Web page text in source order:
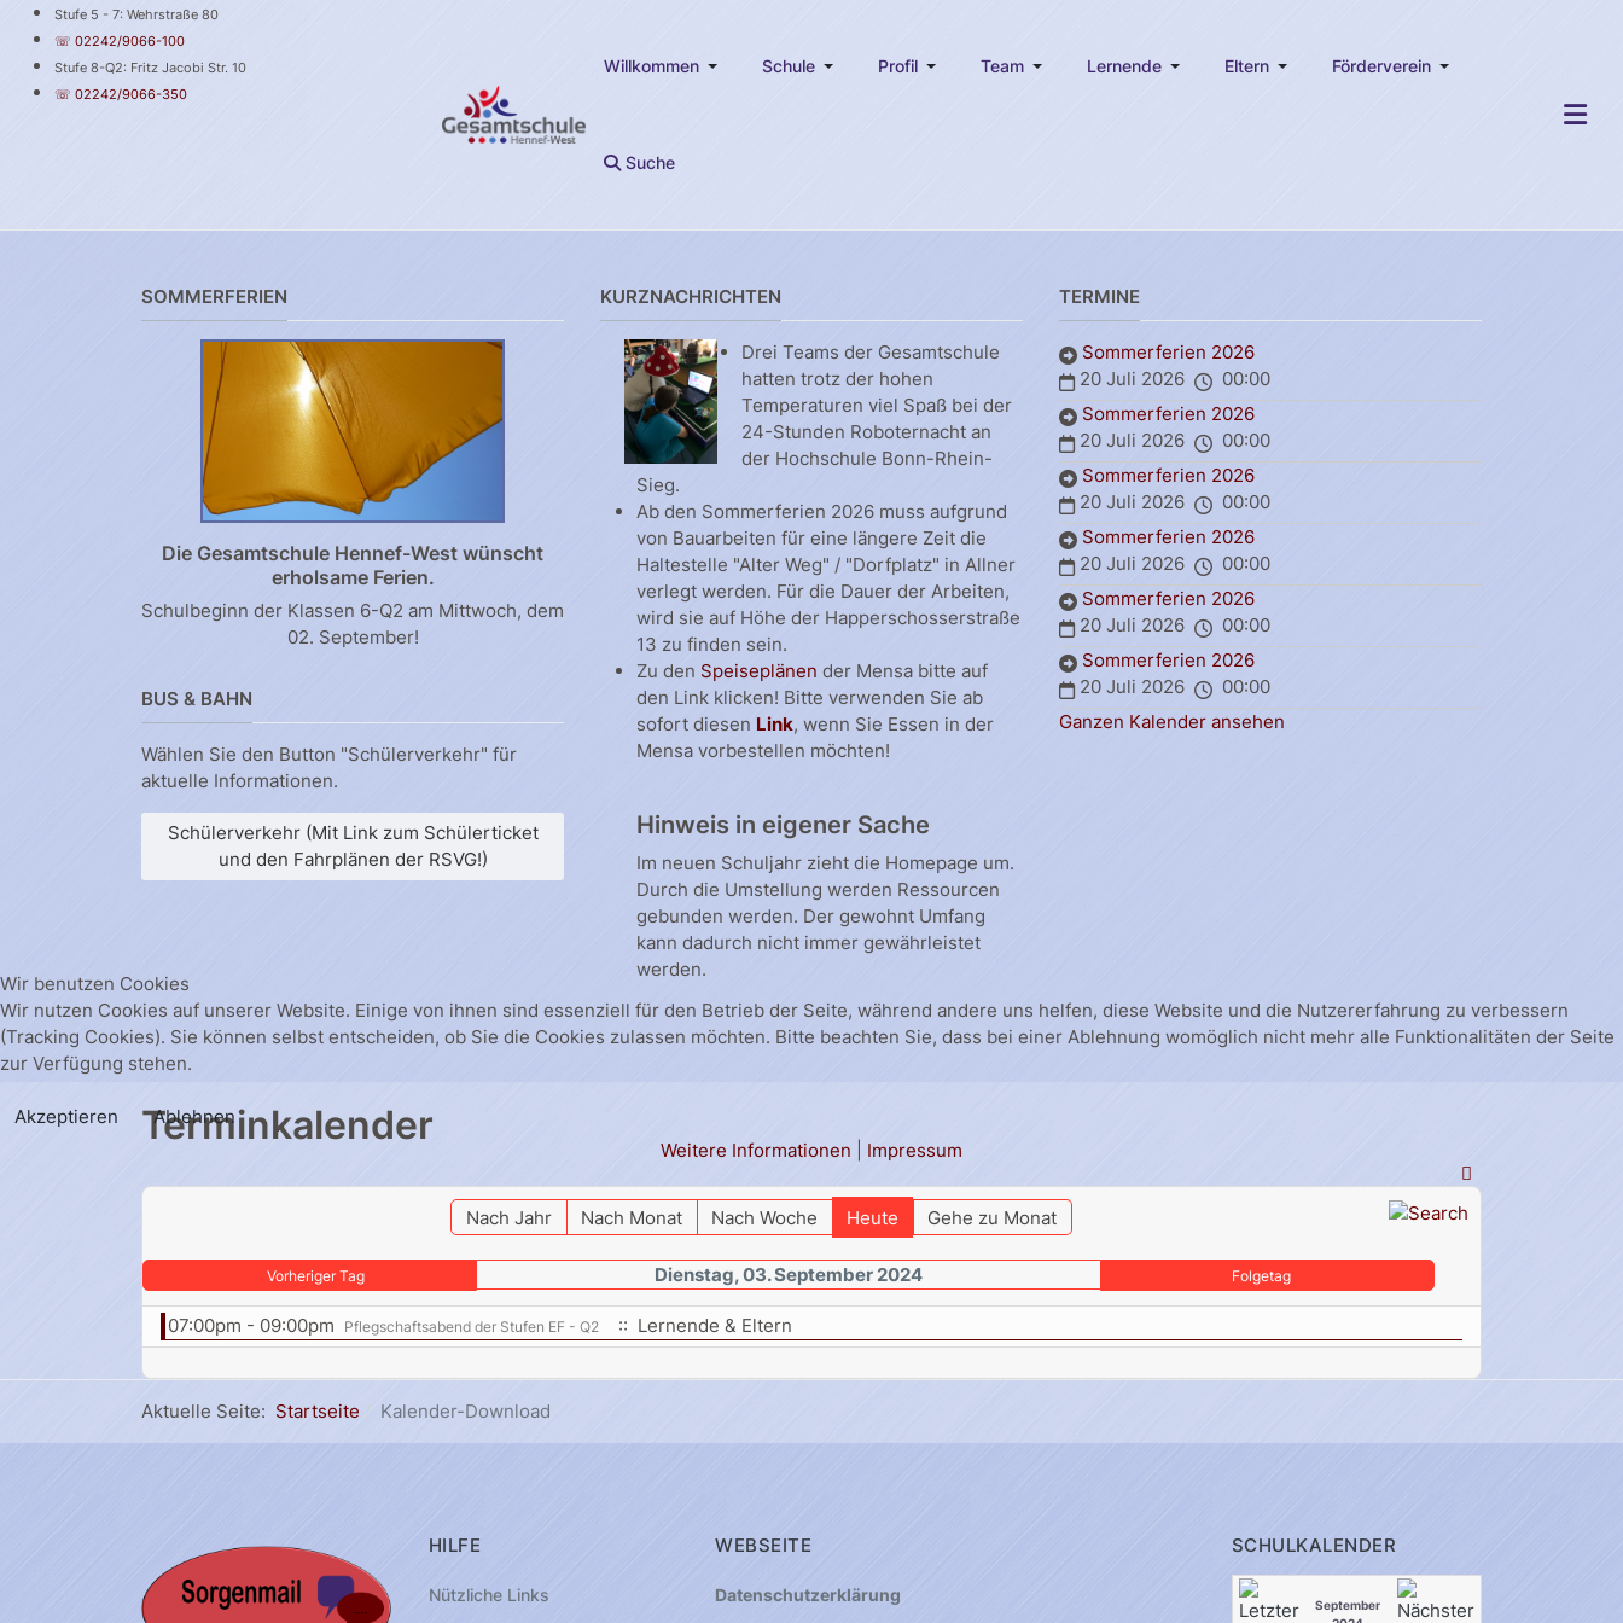
Stufe 5 - 7: Wehrstraße 80
☏ 02242/9066-100
Stufe 8-Q2: Fritz Jacobi Str. 10
☏ 02242/9066-350
Willkommen Schule Profil Team Lernende Eltern Förderverein
Suche
SOMMERFERIEN
Die Gesamtschule Hennef-West wünscht
erholsame Ferien.
Schulbeginn der Klassen 6-Q2 am Mittwoch, dem
02. September!
BUS & BAHN
Wählen Sie den Button "Schülerverkehr" für
aktuelle Informationen.
Schülerverkehr (Mit Link zum Schülerticket
und den Fahrplänen der RSVG!)
KURZNACHRICHTEN
Drei Teams der Gesamtschule
hatten trotz der hohen
Temperaturen viel Spaß bei der
24-Stunden Roboternacht an
der Hochschule Bonn-Rhein-
Sieg.
Ab den Sommerferien 2026 muss aufgrund
von Bauarbeiten für eine längere Zeit die
Haltestelle "Alter Weg" / "Dorfplatz" in Allner
verlegt werden. Für die Dauer der Arbeiten,
wird sie auf Höhe der Happerschosserstraße
13 zu finden sein.
Zu den Speiseplänen der Mensa bitte auf
den Link klicken! Bitte verwenden Sie ab
sofort diesen Link, wenn Sie Essen in der
Mensa vorbestellen möchten!
Hinweis in eigener Sache
Im neuen Schuljahr zieht die Homepage um.
Durch die Umstellung werden Ressourcen
gebunden werden. Der gewohnt Umfang
kann dadurch nicht immer gewährleistet
werden.
TERMINE
Sommerferien 2026
20 Juli 2026
00:00
Sommerferien 2026
20 Juli 2026
00:00
Sommerferien 2026
20 Juli 2026
00:00
Sommerferien 2026
20 Juli 2026
00:00
Sommerferien 2026
20 Juli 2026
00:00
Sommerferien 2026
20 Juli 2026
00:00
Ganzen Kalender ansehen
Terminkalender
Nach Jahr Nach Monat Nach Woche Heute Gehe zu Monat
Vorheriger Tag Dienstag, 03. September 2024 Folgetag
07:00pm - 09:00pm Pflegschaftsabend der Stufen EF - Q2 :: Lernende & Eltern
Aktuelle Seite: Startseite Kalender-Download
HILFE
Nützliche Links
WEBSEITE
Datenschutzerklärung
SCHULKALENDER
September
Wir benutzen Cookies
Wir nutzen Cookies auf unserer Website. Einige von ihnen sind essenziell für den Betrieb der Seite, während andere uns helfen, diese Website und die Nutzererfahrung zu verbessern
(Tracking Cookies). Sie können selbst entscheiden, ob Sie die Cookies zulassen möchten. Bitte beachten Sie, dass bei einer Ablehnung womöglich nicht mehr alle Funktionalitäten der Seite
zur Verfügung stehen.
Akzeptieren
Ablehnen
Weitere Informationen
Impressum